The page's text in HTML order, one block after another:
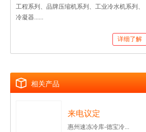
工程系列、品牌压缩机系列、工业冷水机系列、
冷凝器......
详细了解
相关产品
来电议定
惠州速冻冷库-德宝冷...